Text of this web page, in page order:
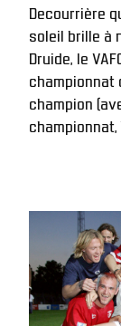
Decourrière
soleil brille à
Druide, le
championnat
champion
championnat,